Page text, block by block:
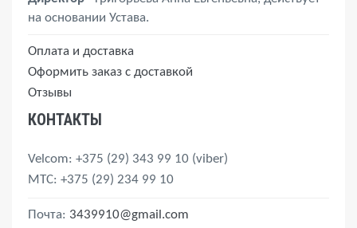
на основании Устава.
Оплата и доставка
Оформить заказ с доставкой
Отзывы
КОНТАКТЫ
Velcom: +375 (29) 343 99 10 (viber)
MTС: +375 (29) 234 99 10
Почта: 3439910@gmail.com